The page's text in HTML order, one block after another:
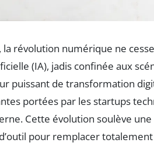
la révolution numérique ne
(IA), jadis confinée aux
puissant de transformation
portées par les startups
Cette évolution soulève
pour remplacer